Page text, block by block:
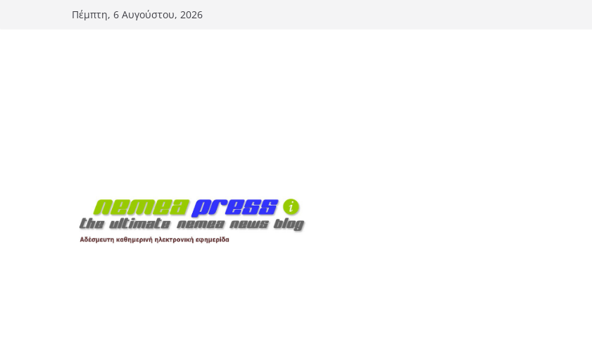
Πέμπτη, 6 Αυγούστου, 2026